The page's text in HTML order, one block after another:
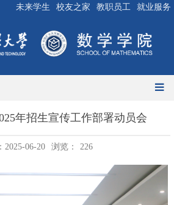
未来学生 校友之家 教职员工 就业服务
年招生宣传工作部署动员会
2025-06-20 浏览： 226